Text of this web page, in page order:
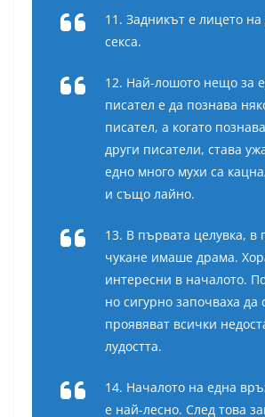
11. Задникът е лицето
секса.
12. Най-лошото нещо за
писател е да познава
писател, а когато
други писатели, става
едно много мухи са
и също лайно.
13. В първата целувка, в
чукане имаше драма.
интересни в началото.
но сигурно започваха да
проявяват всички
лудостта.
14. Началото на една
е най-лесно. След това